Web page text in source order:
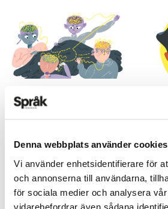
Denna webbplats använder cookies
Vi använder enhetsidentifierare för
och annonserna till användarna,
för sociala medier och analysera
vidarebefordrar även sådana
Upp till kamp med
nål och tråd
29 JUNI 2022
Broderi är en uråldrig kvinnlig
”Det
lyder
som